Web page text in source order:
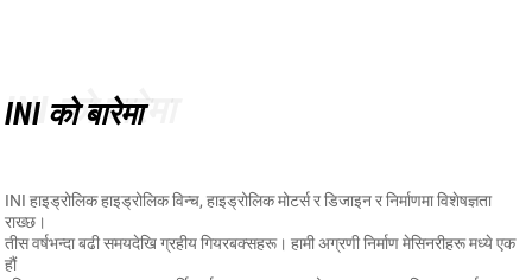
INI को बारेमा
INI को बारेमा
INI हाइड्रोलिक हाइड्रोलिक विन्च, हाइड्रोलिक मोटर्स र डिजाइन र निर्माणमा विशेषज्ञता
राख्छ।
तीस वर्षभन्दा बढी समयदेखि ग्रहीय गियरबक्सहरू। हामी अग्रणी निर्माण मेसिनरीहरू मध्ये एक
हौं